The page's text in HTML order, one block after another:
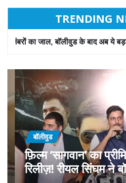
TRENDING
बाद अब ये बड़ा नाम निशाने पर! मुंबई जैसा
बॉलीवुड
गोवा मुख्यमंत्री डॉ. प्रमोद
को बड़ा समर्थन; पोस्टर
फिल्म गोदान की टीम का